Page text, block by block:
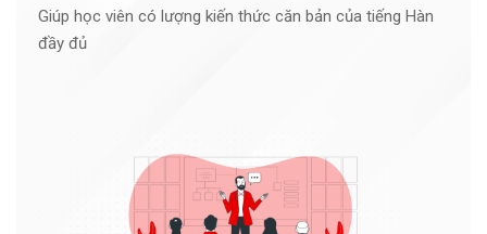
Giúp học viên có lượng kiến thức căn bản của tiếng Hàn
đầy đủ